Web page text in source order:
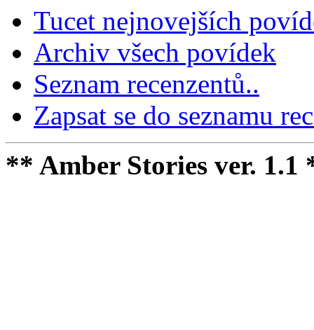
Tucet nejnovejších
Archiv všech povídek
Seznam recenzentů..
Zapsat se do seznamu
** Amber Stories ver. 1.1